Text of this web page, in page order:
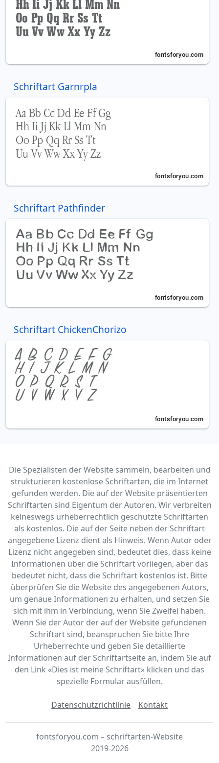
Schriftart Garnrpla
Schriftart Pathfinder
Schriftart ChickenChorizo
Die Spezialisten der Website sammeln, bearbeiten und
strukturieren kostenlose Schriftarten, die im Internet
gefunden werden. Die auf der Website präsentierten
Schriftarten sind Eigentum der Autoren. Wir verbreiten
keineswegs urheberrechtlich geschützte Schriftarten
als kostenlos. Die auf der Seite neben der Schriftart
angegebene Lizenz dient als Hinweis. Wenn Autor oder
Lizenz nicht angegeben sind, bedeutet dies, dass keine
Informationen über die Schriftart vorliegen, aber das
bedeutet nicht, dass die Schriftart kostenlos ist. Bitte
überprüfen Sie die Website des angegebenen Autors,
um genaue Informationen zu erhalten, und setzen Sie
sich mit ihm in Verbindung, wenn Sie Zweifel haben.
Wenn Sie der Autor der auf der Website gefundenen
Schriftart sind, beanspruchen Sie bitte Ihre
Urheberrechte und geben Sie detaillierte
Informationen auf der Schriftartseite an, indem Sie auf
den Link «‎Dies ist meine Schriftart» klicken und das
spezielle Formular ausfüllen.
Datenschutzrichtlinie Kontakt
fontsforyou.com – schriftarten-Website
2019-2026